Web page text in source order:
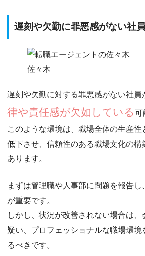
遅刻や欠勤に罪悪感がない社
佐々木
遅刻や欠勤に対する罪悪感がない社員
律や責任感が欠如している可
このような環境は、職場全体の生産性
低下させ、 信頼性のある職場文化の構
あります。
まずは管理職や人事部に問題を報告し
が重要です。
しかし、状況が改善されない場合は、
疑い、プロフェッショナルな職場環境
るべきです。